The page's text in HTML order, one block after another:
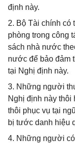
định này.
2. Bộ Tài chính có
phòng trong công
sách nhà nước
nước để bảo đảm
tại Nghị định này.
3. Những người
Nghị định này
thôi phục vụ tại
bị tước danh hiệu
4. Những người